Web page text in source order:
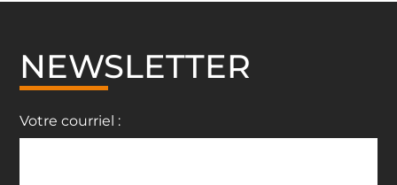
NEWSLETTER
Votre courriel :